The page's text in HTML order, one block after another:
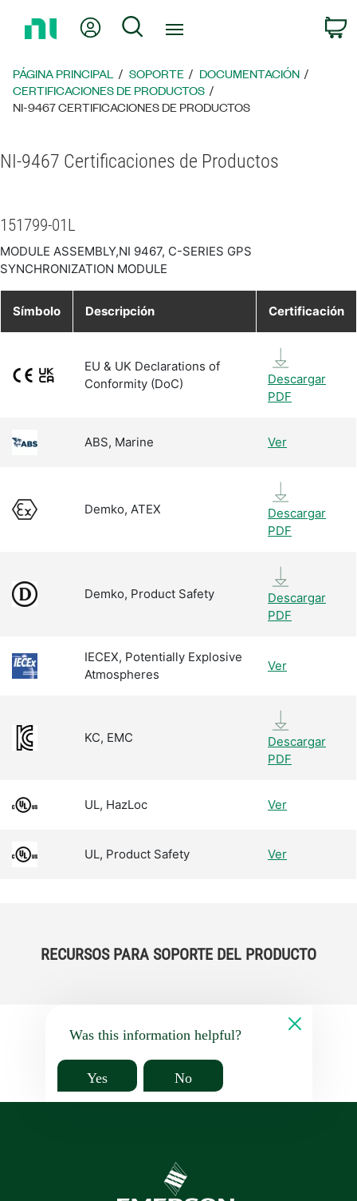
página
principal
Mi cuentaBúsqueda
PÁGINA PRINCIPAL SOPORTE
DOCUMENTACIÓN
CERTIFICACIONES DE PRODUCTOS
NI-9467 CERTIFICACIONES DE PRODUCTOS
NI-9467 Certificaciones de Productos
151799-01L
MODULE ASSEMBLY,NI 9467, C-SERIES GPS
SYNCHRONIZATION MODULE
Símbolo Descripción Certificación
EU & UK Declarations of
Conformity (DoC)
Descargar
PDF
ABS, Marine Ver
Demko, ATEX
Descargar
PDF
Demko, Product Safety
Descargar
PDF
IECEX, Potentially Explosive
Atmospheres
Ver
KC, EMC
Descargar
PDF
UL, HazLoc Ver
UL, Product Safety Ver
RECURSOS PARA SOPORTE DEL PRODUCTO
Was this information helpful?
Yes No